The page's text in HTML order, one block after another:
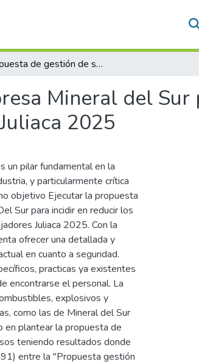
Propuesta de gestión de seguridad en la Empresa Mineral del Sur para reducir los riesgos con materiales peligrosos Juliaca 2025
Mineral del Sur
2025
un pilar fundamental en la
y particularmente crítica
objetivo Ejecutar la propuesta
Sur para incidir en reducir los
Juliaca 2025. Con la
ofrecer una detallada y
en cuanto a seguridad.
practicas ya existentes
encontrarse el personal. La
explosivos y
como las de Mineral del Sur
en plantear la propuesta de
teniendo resultados donde
entre la "Propuesta gestión